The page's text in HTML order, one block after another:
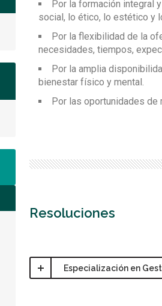
Por la formación integral
social, lo ético, lo estético y
Por la flexibilidad de la
necesidades, tiempos,
Por la amplia
bienestar físico y mental.
Por las oportunidades de
Resoluciones
Especialización en